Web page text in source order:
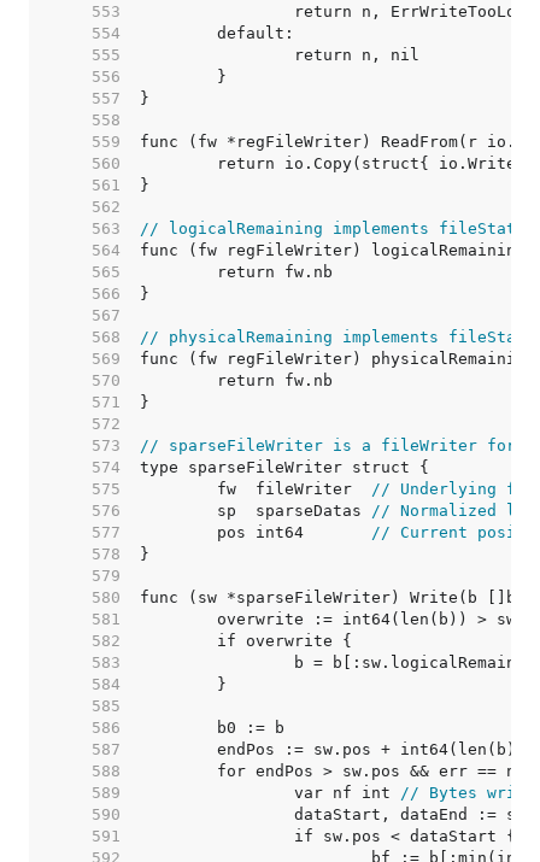
   553
   554
   555
   556
   557
   558
   559
   560
   561
   562
   563
// logicalRemaining implements
   564
   565
   566
   567
   568
// physicalRemaining implements
   569
   570
   571
   572
   573
// sparseFileWriter is a fileWriter for
   574
   575
	fw  fileWriter
// Underlying
   576
	sp  sparseDatas
// Normalized
   577
	pos int64
// Current
   578
   579
   580
   581
   582
   583
   584
   585
   586
   587
   588
   589
		var nf int
// Bytes
   590
   591
		if sw.pos < dataStart {
   592